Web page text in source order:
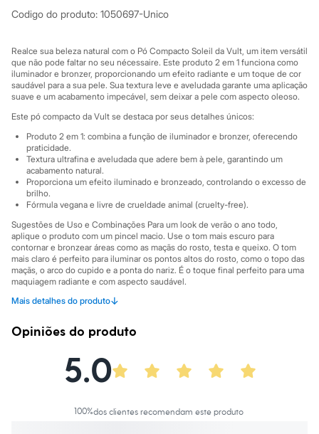
Rasteirinhas
Tênis
Marcas
City
Clock House
Sawary
Yessica
Moda esportiva
Acessórios
Blusas
Calçados
Leggings
Shorts e Bermudas
Tops
Moda íntima
Calcinhas
Cintas e Modeladores
Meias
Pijamas
Sutiãs e Tops
Biquínis
Maiôs
Personagens
Blusas e Camisetas
Casacos e Jaquetas
Codigo do produto: 1050697-Unico
Realce sua beleza natural com o Pó Compacto Soleil da Vult, um item versátil
que não pode faltar no seu nécessaire. Este produto 2 em 1 funciona como
iluminador e bronzer, proporcionando um efeito radiante e um toque de cor
saudável para a sua pele. Sua textura leve e aveludada garante uma aplicação
suave e um acabamento impecável, sem deixar a pele com aspecto oleoso.
Este pó compacto da Vult se destaca por seus detalhes únicos:
Produto 2 em 1: combina a função de iluminador e bronzer, oferecendo
praticidade.
Textura ultrafina e aveludada que adere bem à pele, garantindo um
acabamento natural.
Proporciona um efeito iluminado e bronzeado, controlando o excesso de
brilho.
Fórmula vegana e livre de crueldade animal (cruelty-free).
Sugestões de Uso e Combinações Para um look de verão o ano todo,
aplique o produto com um pincel macio. Use o tom mais escuro para
contornar e bronzear áreas como as maçãs do rosto, testa e queixo. O tom
mais claro é perfeito para iluminar os pontos altos do rosto, como o topo das
maçãs, o arco do cupido e a ponta do nariz. É o toque final perfeito para uma
maquiagem radiante e com aspecto saudável.
A gente se encontra na C&A! ❤
Mais detalhes do produto↓
Único
Opiniões do produto
5.0
100%dos clientes recomendam este produto